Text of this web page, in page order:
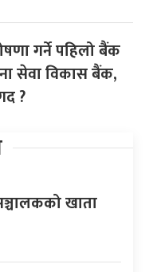
गर्ने पहिलो बैंक
सेवा विकास बैंक,
?
खाता